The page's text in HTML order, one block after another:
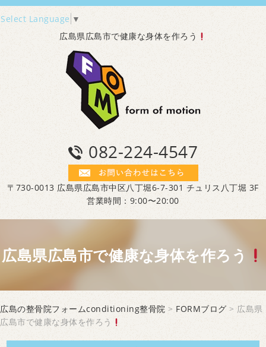
Select Language ▼
広島県広島市で健康な身体を作ろう
082-224-4547
〒730-0013 広島県広島市中区八丁堀6-7-301 チュリス八丁堀 3F
営業時間：9:00〜20:00
広島県広島市で健康な身体を作ろう
広島の整骨院フォームconditioning整骨院 > FORMブログ > 広島県
広島市で健康な身体を作ろう